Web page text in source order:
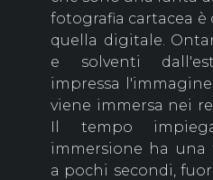
fotografia cartacea
quella digitale.
e solventi
impressa
viene immersa nei
Il tempo
immersione ha una
a pochi secondi,